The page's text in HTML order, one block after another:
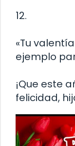
12.
«Tu
ejemplo
¡Que este
felicidad,